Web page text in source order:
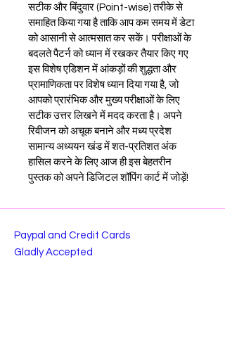
सटीक और बिंदुवार (Point-wise) तरीके से
समाहित किया गया है ताकि आप कम समय में डेटा
को आसानी से आत्मसात कर सकें। परीक्षाओं के
बदलते पैटर्न को ध्यान में रखकर तैयार किए गए
इस विशेष एडिशन में आंकड़ों की शुद्धता और
प्रामाणिकता पर विशेष ध्यान दिया गया है, जो
आपको प्रारंभिक और मुख्य परीक्षाओं के लिए
सटीक उत्तर लिखने में मदद करता है। अपने
रिवीजन को अचूक बनाने और मध्य प्रदेश
सामान्य अध्ययन खंड में शत-प्रतिशत अंक
हासिल करने के लिए आज ही इस बेहतरीन
पुस्तक को अपने डिजिटल शॉपिंग कार्ट में जोड़ें!
Paypal and Credit Cards
Gladly Accepted